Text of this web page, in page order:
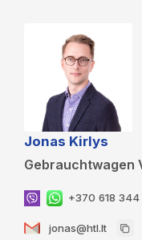
Jonas Kirlys
Gebrauchtwagen
+370 618 344
jonas@htl.lt